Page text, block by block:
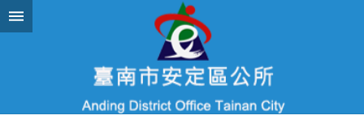
跳到主要內容區塊